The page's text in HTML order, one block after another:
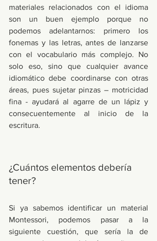
materiales relacionados con el idioma
son un buen ejemplo porque no
podemos adelantarnos: primero los
fonemas y las letras, antes de lanzarse
con el vocabulario más complejo. No
solo eso, sino que cualquier avance
idiomático debe coordinarse con otras
áreas, pues sujetar pinzas – motricidad
fina - ayudará al agarre de un lápiz y
consecuentemente al inicio de la
escritura.
¿Cuántos elementos debería
tener?
Si ya sabemos identificar un material
Montessori, podemos pasar a la
siguiente cuestión, que sería la de